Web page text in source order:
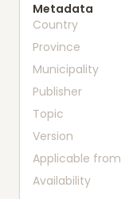
Metadata
Country
Province
Municipality
Publisher
Topic
Version
Applicable from
Availability